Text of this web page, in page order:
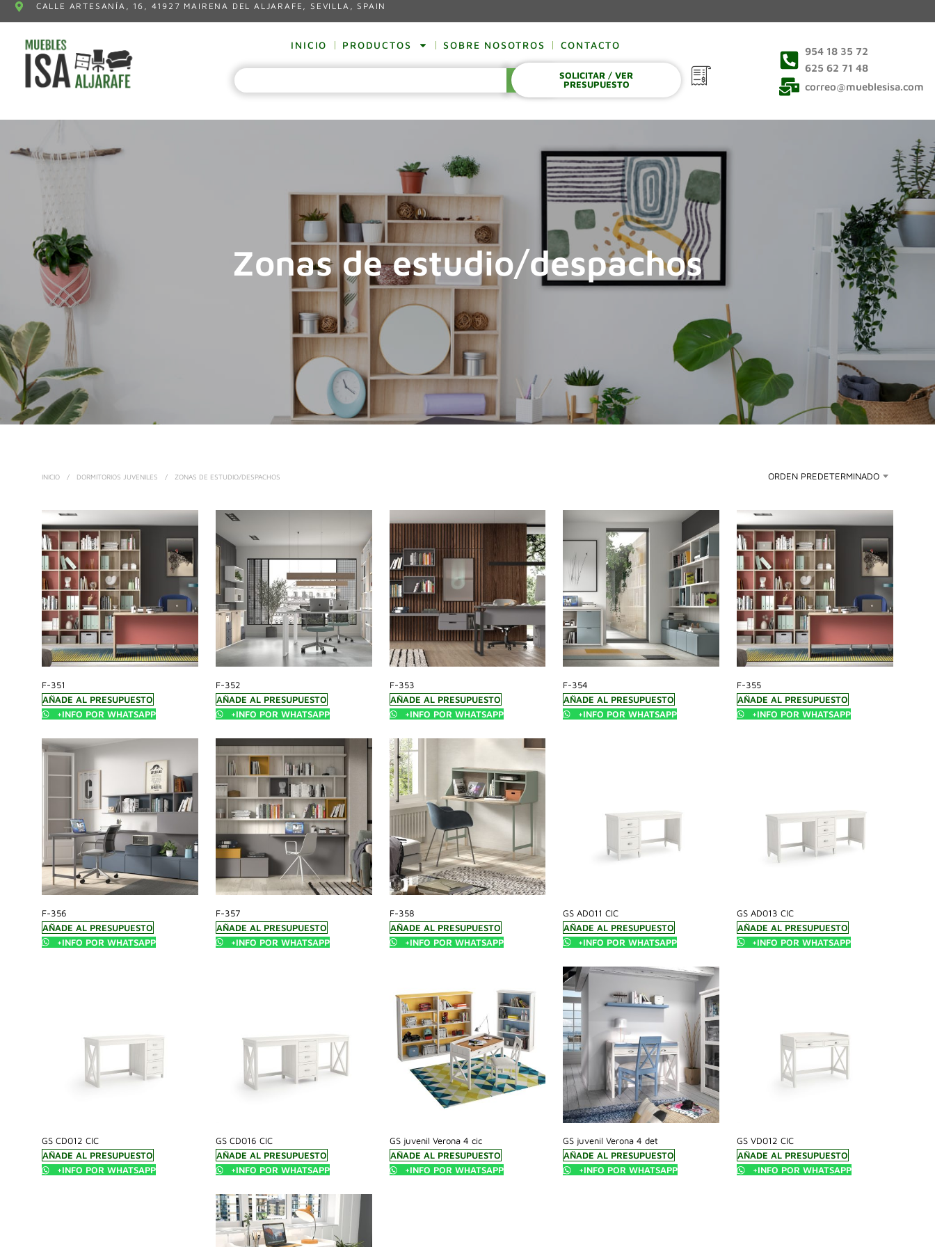
CALLE ARTESANÍA, 16, 41927 MAIRENA DEL ALJARAFE, SEVILLA, SPAIN
INICIO PRODUCTOS SOBRE NOSOTROS CONTACTO
SOLICITAR / VER
PRESUPUESTO
954 18 35 72
625 62 71 48
correo@mueblesisa.com
Zonas de estudio/despachos
INICIO / DORMITORIOS JUVENILES / ZONAS DE ESTUDIO/DESPACHOS ORDEN PREDETERMINADO
F-351
AÑADE AL PRESUPUESTO
+INFO POR WHATSAPP
F-352
AÑADE AL PRESUPUESTO
+INFO POR WHATSAPP
F-353
AÑADE AL PRESUPUESTO
+INFO POR WHATSAPP
F-354
AÑADE AL PRESUPUESTO
+INFO POR WHATSAPP
F-355
AÑADE AL PRESUPUESTO
+INFO POR WHATSAPP
F-356
AÑADE AL PRESUPUESTO
+INFO POR WHATSAPP
F-357
AÑADE AL PRESUPUESTO
+INFO POR WHATSAPP
F-358
AÑADE AL PRESUPUESTO
+INFO POR WHATSAPP
GS AD011 CIC
AÑADE AL PRESUPUESTO
+INFO POR WHATSAPP
GS AD013 CIC
AÑADE AL PRESUPUESTO
+INFO POR WHATSAPP
GS CD012 CIC
AÑADE AL PRESUPUESTO
+INFO POR WHATSAPP
GS CD016 CIC
AÑADE AL PRESUPUESTO
+INFO POR WHATSAPP
GS juvenil Verona 4 cic
AÑADE AL PRESUPUESTO
+INFO POR WHATSAPP
GS juvenil Verona 4 det
AÑADE AL PRESUPUESTO
+INFO POR WHATSAPP
GS VD012 CIC
AÑADE AL PRESUPUESTO
+INFO POR WHATSAPP